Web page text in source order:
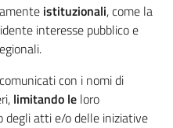
istituzionali, come la
interesse pubblico e
con i nomi di
limitando le loro
degli atti e/o delle iniziative